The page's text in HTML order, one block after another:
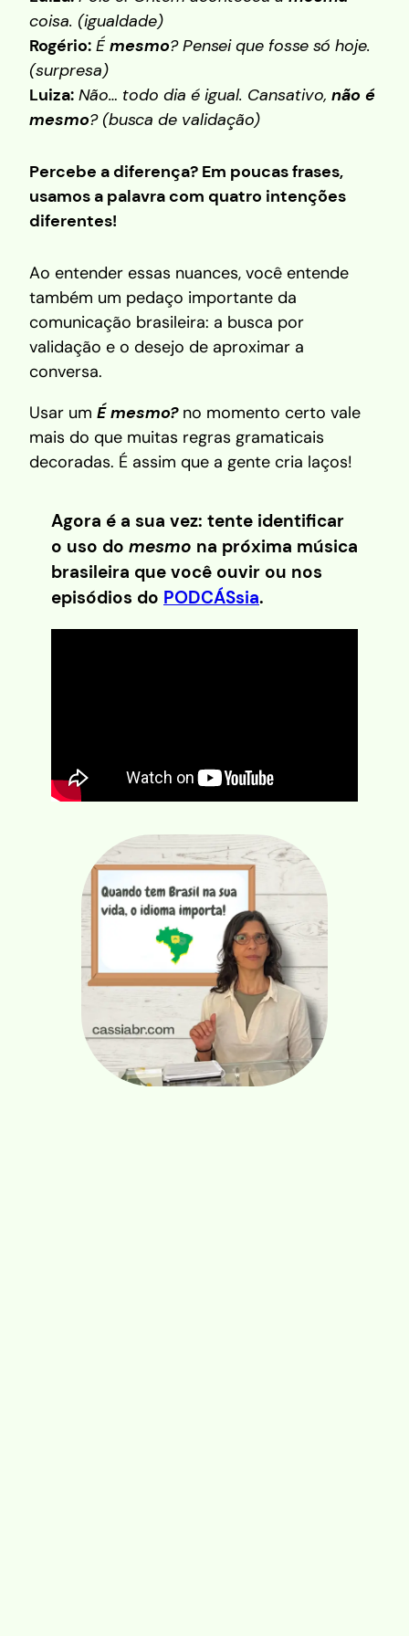
coisa. (igualdade)
Rogério: É mesmo? Pensei que fosse só hoje.
(surpresa)
Luiza: Não… todo dia é igual. Cansativo, não é
mesmo? (busca de validação)
Percebe a diferença? Em poucas frases,
usamos a palavra com quatro intenções
diferentes!
Ao entender essas nuances, você entende
também um pedaço importante da
comunicação brasileira: a busca por
validação e o desejo de aproximar a
conversa.
Usar um É mesmo?no momento certo vale
mais do que muitas regras gramaticais
decoradas. É assim que a gente cria laços!
Agora é a sua vez: tente identificar
o uso do mesmo na próxima música
brasileira que você ouvir ou nos
episódios do PODCÁSsia.